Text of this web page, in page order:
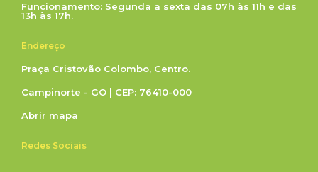
Funcionamento: Segunda a sexta das 07h às 11h e das
13h às 17h.
Endereço
Praça Cristovão Colombo, Centro.
Campinorte - GO | CEP: 76410-000
Abrir mapa
Redes Sociais